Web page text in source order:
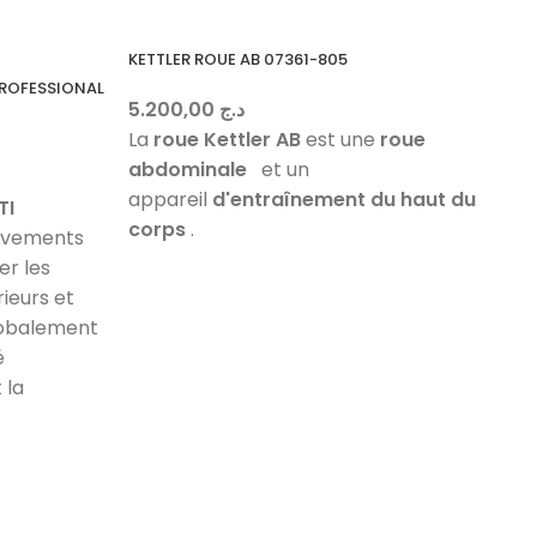
les
et
la
KETTLER ROUE AB 07361-805
د.ج
La roue Kettler ABest une roue
abdominale et un
appareil d'entraînement du haut du
corps .